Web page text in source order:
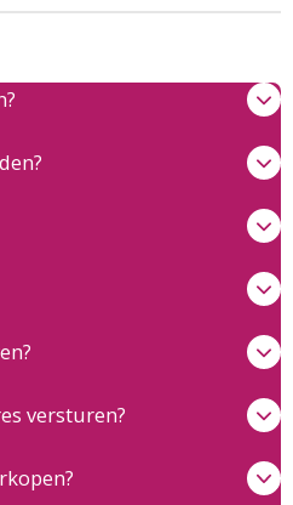
versturen?